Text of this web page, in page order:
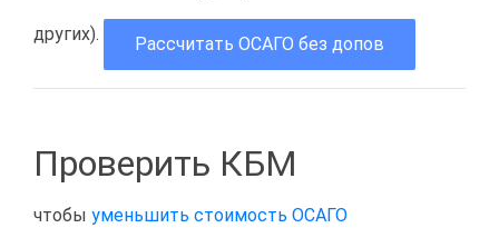
других). Рассчитать ОСАГО без допов
Проверить КБМ
чтобы уменьшить стоимость ОСАГО